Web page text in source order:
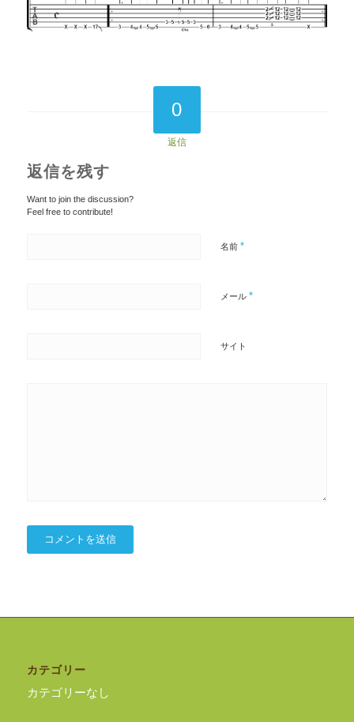
0
返信
返信を残す
Want to join the discussion?
Feel free to contribute!
名前 *
メール *
サイト
カテゴリー
カテゴリーなし